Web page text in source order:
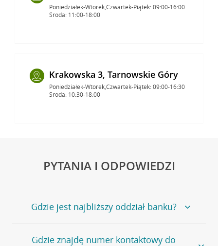
Poniedziałek-Wtorek,Czwartek-Piątek: 09:00-16:00
Środa: 11:00-18:00
Krakowska 3, Tarnowskie Góry
Poniedziałek-Wtorek,Czwartek-Piątek: 09:00-16:30
Środa: 10:30-18:00
PYTANIA I ODPOWIEDZI
Gdzie jest najbliższy oddział banku?
Jeśli szukasz oddziału naszego banku, zapraszamy na
Gdzie znajdę numer kontaktowy do